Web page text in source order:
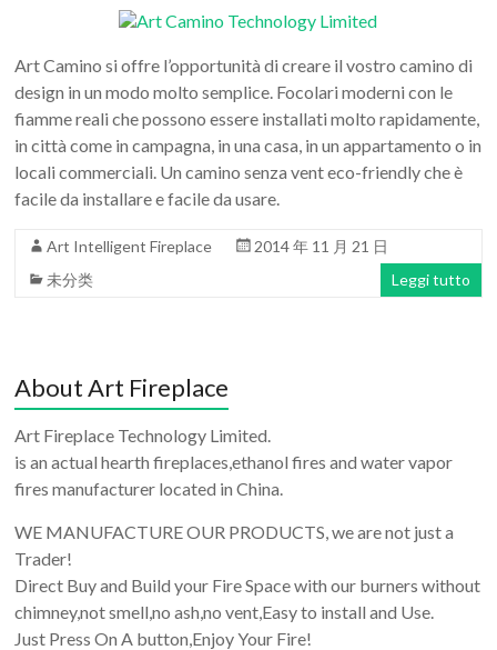
Art Camino si offre l’opportunità di creare il vostro camino di
design in un modo molto semplice. Focolari moderni con le
fiamme reali che possono essere installati molto rapidamente,
in città come in campagna, in una casa, in un appartamento o in
locali commerciali. Un camino senza vent eco-friendly che è
facile da installare e facile da usare.
Art Intelligent Fireplace
2014 年 11 月 21 日
未分类
Leggi tutto
About Art Fireplace
Art Fireplace Technology Limited.
is an actual hearth fireplaces,ethanol fires and water vapor
fires manufacturer located in China.
WE MANUFACTURE OUR PRODUCTS, we are not just a
Trader!
Direct Buy and Build your Fire Space with our burners without
chimney,not smell,no ash,no vent,Easy to install and Use.
Just Press On A button,Enjoy Your Fire!